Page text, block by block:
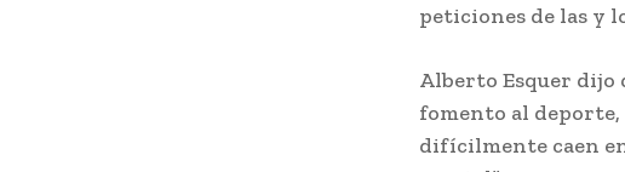
peticiones de las y
Alberto Esquer dijo
fomento al
difícilmente caen